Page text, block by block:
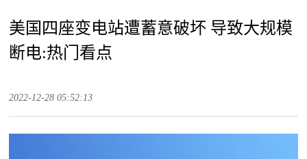
美国四座变电站遭蓄意破坏 导致大规模
断电:热门看点
2022-12-28 05:52:13